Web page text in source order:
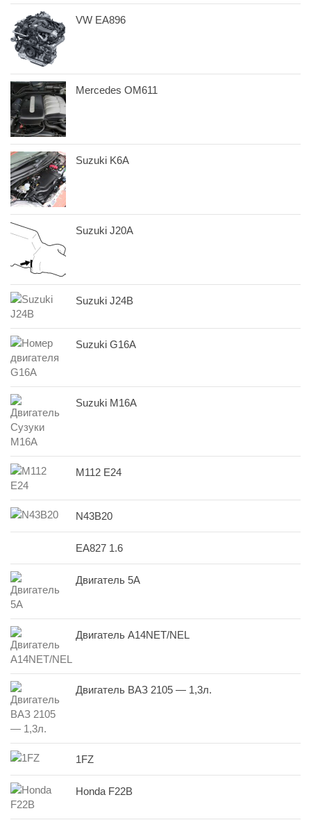
VW EA896
Mercedes OM611
Suzuki K6A
Suzuki J20A
Suzuki J24B
Suzuki G16A
Suzuki M16A
M112 E24
N43B20
EA827 1.6
Двигатель 5A
Двигатель A14NET/NEL
Двигатель ВАЗ 2105 — 1,3л.
1FZ
Honda F22B